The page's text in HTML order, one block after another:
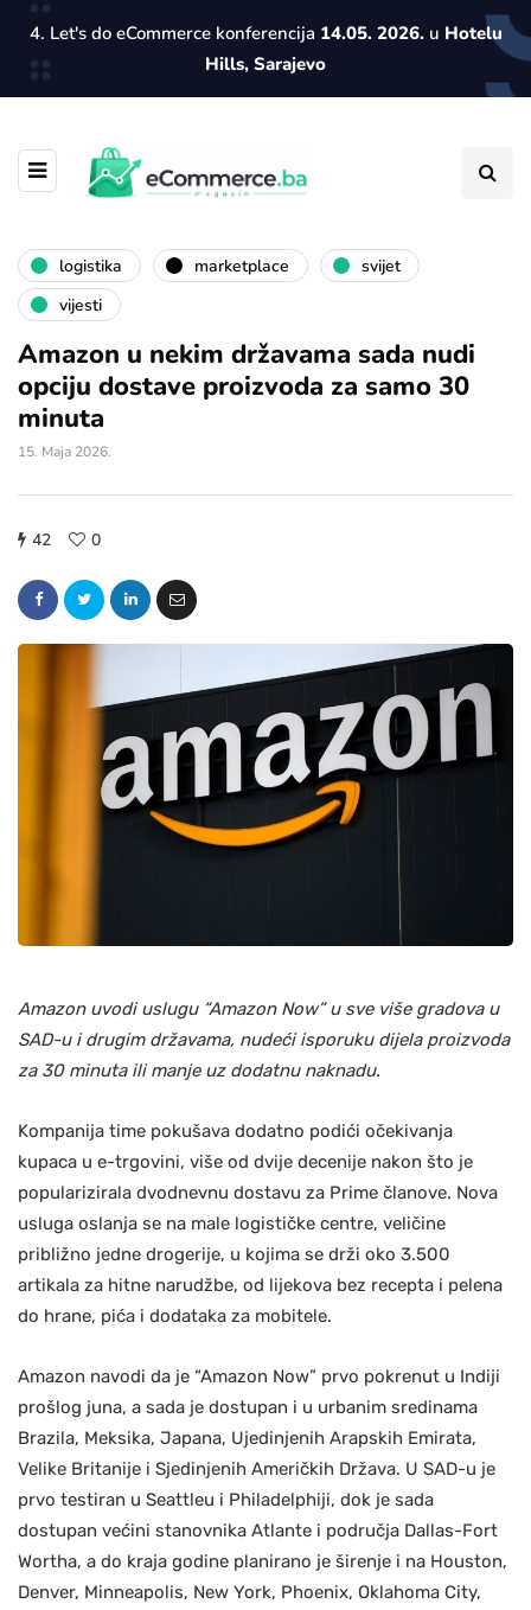
4. Let's do eCommerce konferencija 14.05. 2026.u Hotelu
Hills, Sarajevo
logistika marketplace
svijet
vijesti
Amazon u nekim državama sada nudi
opciju dostave proizvoda za samo 30
minuta
15. Maja 2026.
42 0
Amazon uvodi uslugu “Amazon Now” u sve više gradova u
SAD-u i drugim državama, nudeći isporuku dijela proizvoda
za 30 minuta ili manje uz dodatnu naknadu.
Kompanija time pokušava dodatno podići očekivanja
kupaca u e-trgovini, više od dvije decenije nakon što je
popularizirala dvodnevnu dostavu za Prime članove. Nova
usluga oslanja se na male logističke centre, veličine
približno jedne drogerije, u kojima se drži oko 3.500
artikala za hitne narudžbe, od lijekova bez recepta i pelena
do hrane, pića i dodataka za mobitele.
Amazon navodi da je “Amazon Now” prvo pokrenut u Indiji
prošlog juna, a sada je dostupan i u urbanim sredinama
Brazila, Meksika, Japana, Ujedinjenih Arapskih Emirata,
Velike Britanije i Sjedinjenih Američkih Država. U SAD-u je
prvo testiran u Seattleu i Philadelphiji, dok je sada
dostupan većini stanovnika Atlante i područja Dallas-Fort
Wortha, a do kraja godine planirano je širenje i na Houston,
Denver, Minneapolis, New York, Phoenix, Oklahoma City,